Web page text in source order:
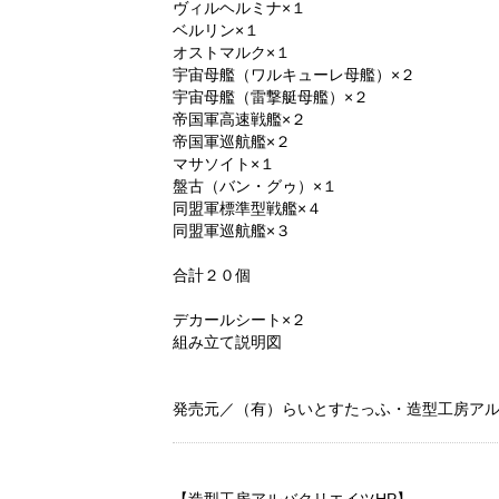
ヴィルヘルミナ×１
ベルリン×１
オストマルク×１
宇宙母艦（ワルキューレ母艦）×２
宇宙母艦（雷撃艇母艦）×２
帝国軍高速戦艦×２
帝国軍巡航艦×２
マサソイト×１
盤古（バン・グゥ）×１
同盟軍標準型戦艦×４
同盟軍巡航艦×３
合計２０個
デカールシート×２
組み立て説明図
発売元／（有）らいとすたっふ・造型工房ア